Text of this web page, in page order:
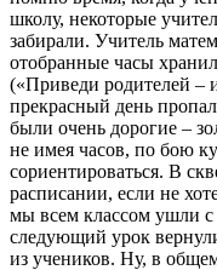
школу, некоторые
забирали. Учитель
отобранные часы
(«Приведи родителей –
прекрасный день
были очень дорогие –
не имея часов, по бою
сориентироваться. В
расписании, если не
мы всем классом ушли с
следующий урок
из учеников. Ну, в